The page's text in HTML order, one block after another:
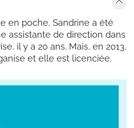
en poche, Sandrine a été
assistante de direction dans
il y a 20 ans. Mais, en 2013,
et elle est licenciée.